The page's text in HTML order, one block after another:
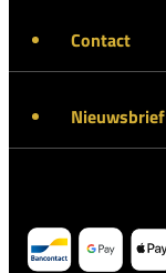
Contact
Nieuwsbrief